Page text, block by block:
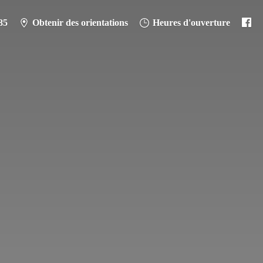
Obtenir des orientations Heures d'ouverture